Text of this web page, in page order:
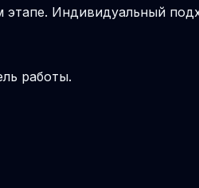
этапе. Индивидуальный
работы.